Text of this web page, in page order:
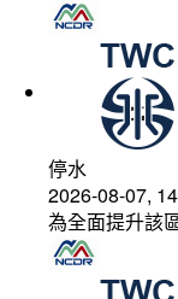
停水
2026-08-07,
為全面提升該